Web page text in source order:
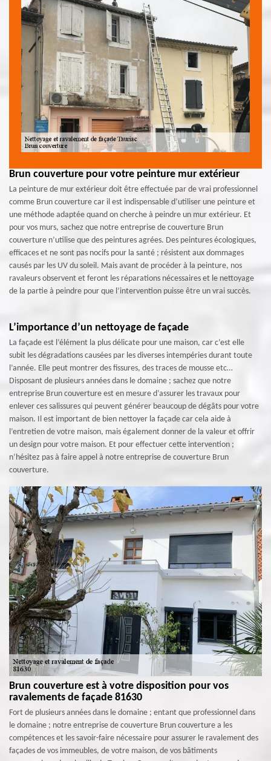
Brun couverture pour votre peinture mur extérieur
La peinture de mur extérieur doit être effectuée par de vrai professionnel
comme Brun couverture car il est indispensable d’utiliser une peinture et
une méthode adaptée quand on cherche à peindre un mur extérieur. Et
pour vos murs, sachez que notre entreprise de couverture Brun
couverture n’utilise que des peintures agrées. Des peintures écologiques,
efficaces et ne sont pas nocifs pour la santé ; résistent aux dommages
causés par les UV du soleil. Mais avant de procéder à la peinture, nos
ravaleurs observent et feront les réparations nécessaires et le nettoyage
de la partie à peindre pour que l’intervention puisse être un vrai succès.
L’importance d’un nettoyage de façade
La façade est l’élément la plus délicate pour une maison, car c’est elle
subit les dégradations causées par les diverses intempéries durant toute
l’année. Elle peut montrer des fissures, des traces de mousse etc…
Disposant de plusieurs années dans le domaine ; sachez que notre
entreprise Brun couverture est en mesure d’assurer les travaux pour
enlever ces salissures qui peuvent générer beaucoup de dégâts pour votre
maison. Il est important de bien nettoyer la façade car cela aide à
l’entretien de votre maison, mais également donner de la valeur et offrir
un design pour votre maison. Et pour effectuer cette intervention ;
n’hésitez pas à faire appel à notre entreprise de couverture Brun
couverture.
Brun couverture est à votre disposition pour vos
ravalements de façade 81630
Fort de plusieurs années dans le domaine ; entant que professionnel dans
le domaine ; notre entreprise de couverture Brun couverture a les
compétences et les savoir-faire nécessaire pour assurer le ravalement des
façades de vos immeubles, de votre maison, de vos bâtiments